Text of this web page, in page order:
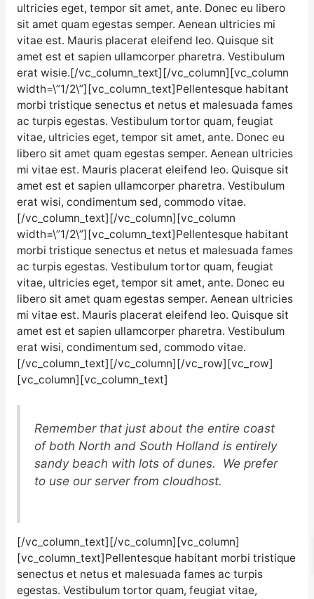
ultricies eget, tempor sit amet, ante. Donec eu libero
sit amet quam egestas semper. Aenean ultricies mi
vitae est. Mauris placerat eleifend leo. Quisque sit
amet est et sapien ullamcorper pharetra. Vestibulum
erat wisie.[/vc_column_text][/vc_column][vc_column
width=\”1/2\”][vc_column_text]Pellentesque habitant
morbi tristique senectus et netus et malesuada fames
ac turpis egestas. Vestibulum tortor quam, feugiat
vitae, ultricies eget, tempor sit amet, ante. Donec eu
libero sit amet quam egestas semper. Aenean ultricies
mi vitae est. Mauris placerat eleifend leo. Quisque sit
amet est et sapien ullamcorper pharetra. Vestibulum
erat wisi, condimentum sed, commodo vitae.
[/vc_column_text][/vc_column][vc_column
width=\”1/2\”][vc_column_text]Pellentesque habitant
morbi tristique senectus et netus et malesuada fames
ac turpis egestas. Vestibulum tortor quam, feugiat
vitae, ultricies eget, tempor sit amet, ante. Donec eu
libero sit amet quam egestas semper. Aenean ultricies
mi vitae est. Mauris placerat eleifend leo. Quisque sit
amet est et sapien ullamcorper pharetra. Vestibulum
erat wisi, condimentum sed, commodo vitae.
[/vc_column_text][/vc_column][/vc_row][vc_row]
[vc_column][vc_column_text]
Remember that just about the entire coast
of both North and South Holland is entirely
sandy beach with lots of dunes. We prefer
to use our server from cloudhost.
[/vc_column_text][/vc_column][vc_column]
[vc_column_text]Pellentesque habitant morbi tristique
senectus et netus et malesuada fames ac turpis
egestas. Vestibulum tortor quam, feugiat vitae,